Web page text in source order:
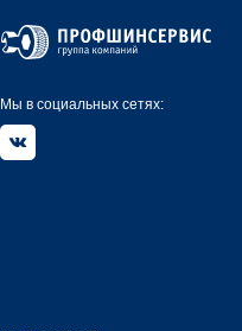
Мы в социальных сетях: